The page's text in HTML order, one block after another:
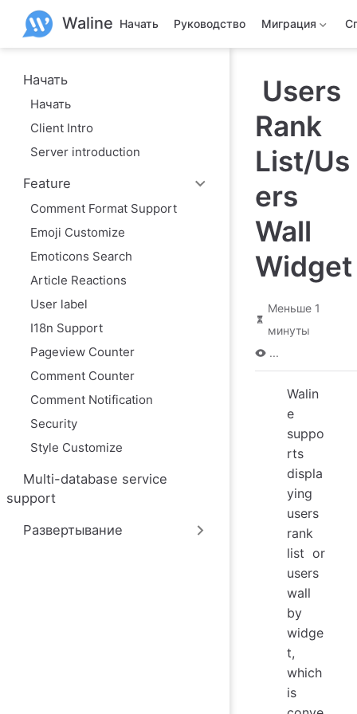
Waline Начать Руководство Миграция
Начать
Начать
Client Intro
Server introduction
Feature
Comment Format Support
Emoji Customize
Emoticons Search
Article Reactions
User label
I18n Support
Pageview Counter
Comment Counter
Comment Notification
Security
Style Customize
Multi-database service
support
Развертывание
Users
Rank
List/Us
ers
Wall
Widget
Меньше 1
минуты
...
Walin
e
suppo
rts
displa
ying
users
rank
list or
users
wall
by
widge
t,
which
is